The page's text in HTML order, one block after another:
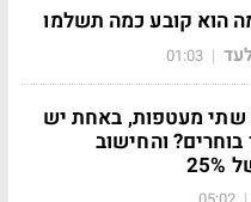
הוא קובע כמה תשלמו
|
01:03
מעטפות, באחת יש
והחישוב